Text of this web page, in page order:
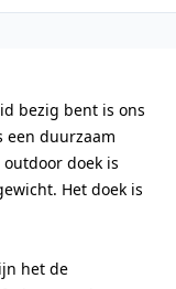
bezig bent is ons
een duurzaam
outdoor doek is
Het doek is
het de